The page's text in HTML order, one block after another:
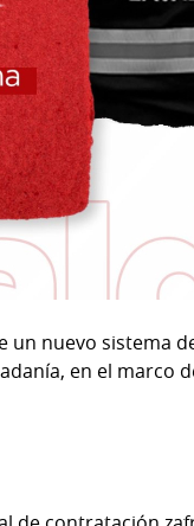
un nuevo sistema
en el marco